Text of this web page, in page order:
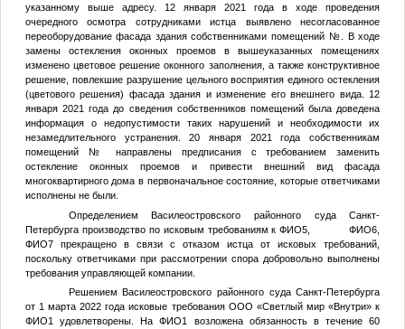
указанному выше адресу. 12 января 2021 года в ходе проведения
очередного осмотра сотрудниками истца выявлено несогласованное
переоборудование фасада здания собственниками помещений № . В ходе
замены остекления оконных проемов в вышеуказанных помещениях
изменено цветовое решение оконного заполнения, а также конструктивное
решение, повлекшие разрушение цельного восприятия единого остекления
(цветового решения) фасада здания и изменение его внешнего вида. 12
января 2021 года до сведения собственников помещений была доведена
информация о недопустимости таких нарушений и необходимости их
незамедлительного устранения. 20 января 2021 года собственникам
помещений
№
направлены предписания с требованием заменить
остекление оконных проемов и привести внешний вид фасада
многоквартирного дома в первоначальное состояние, которые ответчиками
исполнены не были.
Определением Василеостровского районного суда Санкт-
Петербурга производство по исковым требованиям кФИО5 ,ФИО6
ФИО7прекращено в связи с отказом истца от исковых требований,
поскольку ответчиками при рассмотрении спора добровольно выполнены
требования управляющей компании.
Решением Василеостровского районного суда Санкт-Петербурга
от 1 марта 2022 года исковые требования ООО «Светлый мир «Внутри» к
ФИО1
удовлетворены. НаФИО1
возложена обязанность в течение 60